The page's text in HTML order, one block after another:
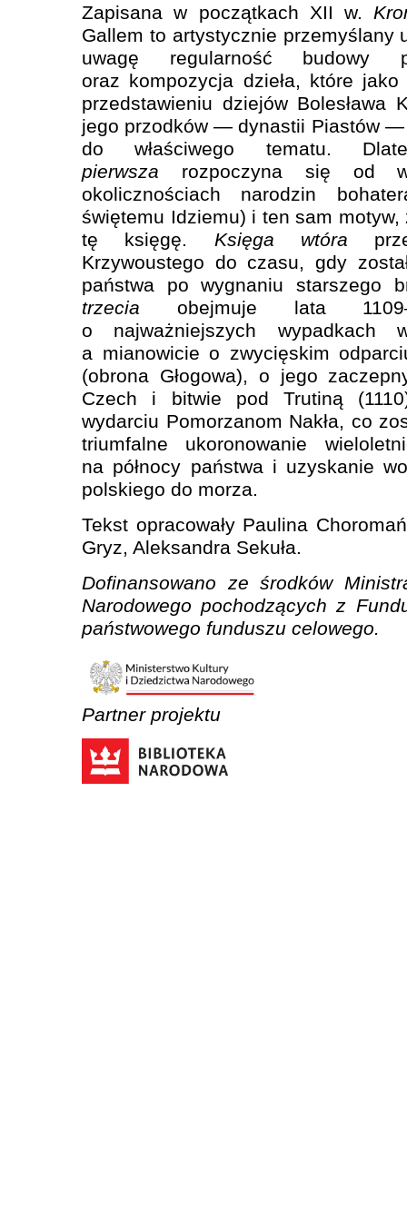
Zapisana w początkach XII w.
Gallem to artystycznie przemyślany
uwagę regularność budowy
oraz kompozycja dzieła, które jako
przedstawieniu dziejów Bolesława
jego przodków — dynastii Piastów —
do właściwego tematu.
pierwsza rozpoczyna się od
okolicznościach narodzin
świętemu Idziemu) i ten sam
tę księgę. Księga wtóra
Krzywoustego do czasu, gdy
państwa po wygnaniu starszego
trzecia obejmuje lata
o najważniejszych wypadkach
a mianowicie o zwycięskim
(obrona Głogowa), o jego
Czech i bitwie pod Trutiną
wydarciu Pomorzanom Nakła, co
triumfalne ukoronowanie
na północy państwa i uzyskanie
polskiego do morza.
Tekst opracowały Paulina
Gryz, Aleksandra Sekuła.
Dofinansowano ze środków
Narodowego pochodzących z
państwowego funduszu celowego.
Partner projektu